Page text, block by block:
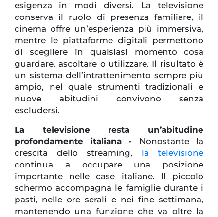
esigenza in modi diversi. La televisione
conserva il ruolo di presenza familiare, il
cinema offre un’esperienza più immersiva,
mentre le piattaforme digitali permettono
di scegliere in qualsiasi momento cosa
guardare, ascoltare o utilizzare. Il risultato è
un sistema dell’intrattenimento sempre più
ampio, nel quale strumenti tradizionali e
nuove abitudini convivono senza
escludersi.
La televisione resta un’abitudine
profondamente italiana - Nonostante la
crescita dello streaming, la televisione
continua a occupare una posizione
importante nelle case italiane. Il piccolo
schermo accompagna le famiglie durante i
pasti, nelle ore serali e nei fine settimana,
mantenendo una funzione che va oltre la